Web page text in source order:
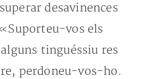
desavinences
vos els
tinguéssiu res
perdoneu-vos-ho.